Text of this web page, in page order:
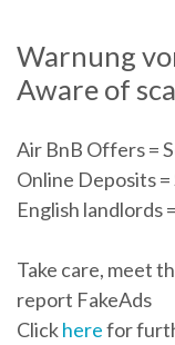
Warnung
Aware of
Air BnB Offers =
Online Deposits =
English landlords
Take care, meet
report FakeAds
Clickherefor